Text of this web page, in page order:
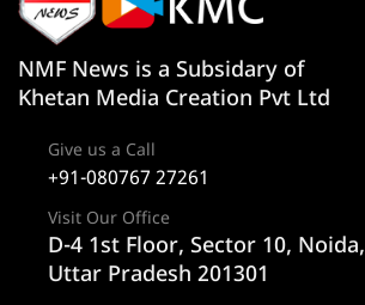
NMF News is a Subsidary of
Khetan Media Creation Pvt Ltd
Give us a Call
+91-080767 27261
Visit Our Office
D-4 1st Floor, Sector 10, Noida,
Uttar Pradesh 201301